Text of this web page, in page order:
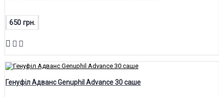
650 грн.
Генуфіл Адванс Genuphil Advance 30 саше